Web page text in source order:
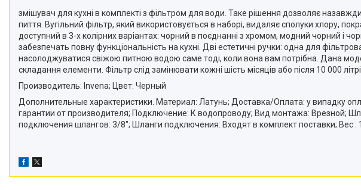
змішувач для кухні в комплекті з фільтром для води. Таке рішення дозволяє
пиття. Вугільний фільтр, який використовується в наборі, видаляє сполуки хлору,
доступний в 3-х колірних варіантах: чорний в поєднанні з хромом, модний чорний і
забезпечать повну функціональність на кухні. Дві естетичні ручки: одна для
насолоджуватися свіжою питною водою саме тоді, коли вона вам потрібна. Дана
складання елементи. Фільтр слід замінювати кожні шість місяців або після 10 000
Производитель: Invena; Цвет: Черный
Дополнительные характеристики. Материал: Латунь; Доставка/Оплата: у випадку
гарантии от производителя; Подключение: К водопроводу; Вид монтажа: Врезной;
подключения шлангов: 3/8"; Шланги подключения: Входят в комплект поставки; Вес :